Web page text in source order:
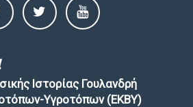
Ιστορίας Γουλανδρή
Υγροτόπων (EKBY)